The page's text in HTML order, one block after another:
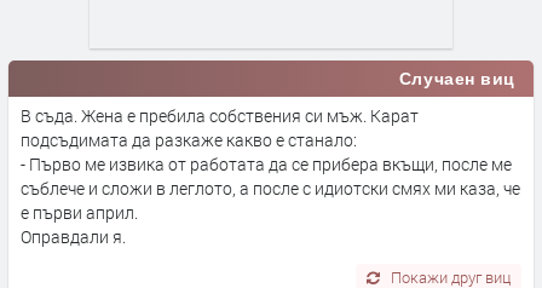
Случаен виц
В съда. Жена е пребила собствения си мъж. Карат
подсъдимата да разкаже какво е станало:
- Първо ме извика от работата да се прибера вкъщи, после ме
съблече и сложи в леглото, а после с идиотски смях ми каза, че
е първи април.
Оправдали я.
Покажи друг виц